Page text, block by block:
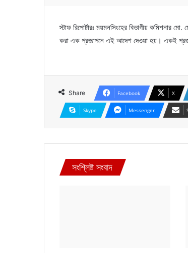
স্টাফ রিপোর্টারঃ ময়মনসিংহের বিভাগীয় কমিশনার
করা এক প্রজ্ঞাপনে এই আদেশ দেওয়া হয়। একই
Share Facebook X
Skype Messenger
সংশ্লিষ্ট সংবাদ